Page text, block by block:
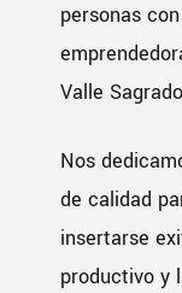
personas
Valle
Nos
de calidad
insertarse
productivo y